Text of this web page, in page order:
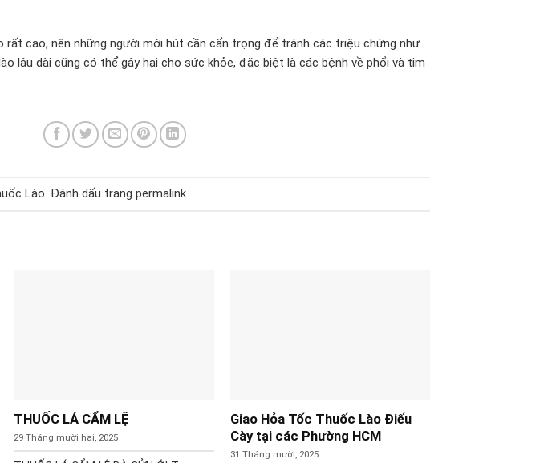
cao, nên những người mới hút cần cẩn trọng để tránh các triệu chứng như
lâu dài cũng có thể gây hại cho sức khỏe, đặc biệt là các bệnh về phổi và tim
Lào. Đánh dấu trang permalink.
THUỐC LÁ CẨM LỆ
29 Tháng mười hai, 2025
Giao Hỏa Tốc Thuốc Lào Điếu
Cày tại các Phường HCM
31 Tháng mười, 2025